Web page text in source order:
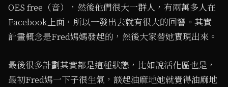
OES free（音），然後他們很大一群人，有兩萬多人在
Facebook上面，所以一發出去就有很大的回響。其實
計畫概念是Fred媽媽發起的，然後大家替她實現出來。
最後很多計劃其實都是這種狀態，比如說活化區也是，
最初Fred媽一下子很生氣，談起油麻地她就覺得油麻地